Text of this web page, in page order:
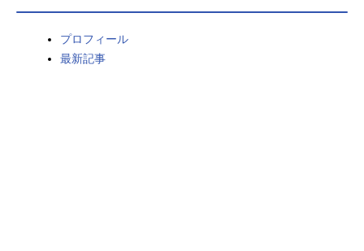
男性声優/女性声優一覧
プロフィール
最新記事